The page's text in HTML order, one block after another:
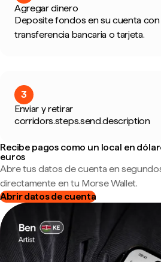
Agregar dinero
Deposite fondos en su cuenta con
transferencia bancaria o tarjeta.
3
Enviar y retirar
corridors.steps.send.description
Recibe pagos como un local en
euros
Abre tus datos de cuenta en
directamente en tu Morse Wallet.
Abrir datos de cuenta